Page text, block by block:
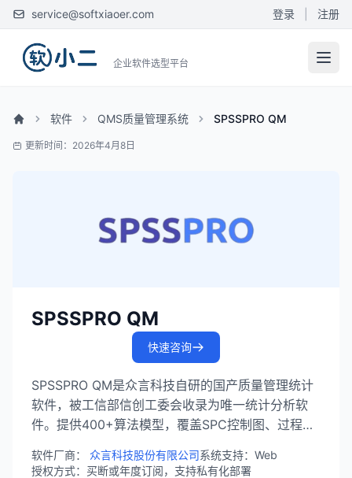
service@softxiaoer.com 登录 注册
企业软件选型平台
软件 QMS质量管理系统 SPSSPRO QM
更新时间：2026年4月8日
SPSSPRO QM
快速咨询
SPSSPRO QM是众言科技自研的国产质量管理统计
软件，被工信部信创工委会收录为唯一统计分析软
件。提供400+算法模型，覆盖SPC控制图、过程能
全流程，支持拖拽式零代码操作，一键生成智能分析
软件厂商： 众言科技股份有限公司系统支持：Web
授权方式：买断或年度订阅，支持私有化部署